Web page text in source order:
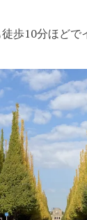
歩10分ほどで